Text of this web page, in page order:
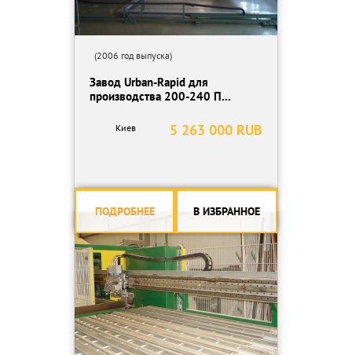
(2006 год выпуска)
Завод Urban-Rapid для
производства 200-240 П...
5 263 000 RUB
Киев
ПОДРОБНЕЕ В ИЗБРАННОЕ